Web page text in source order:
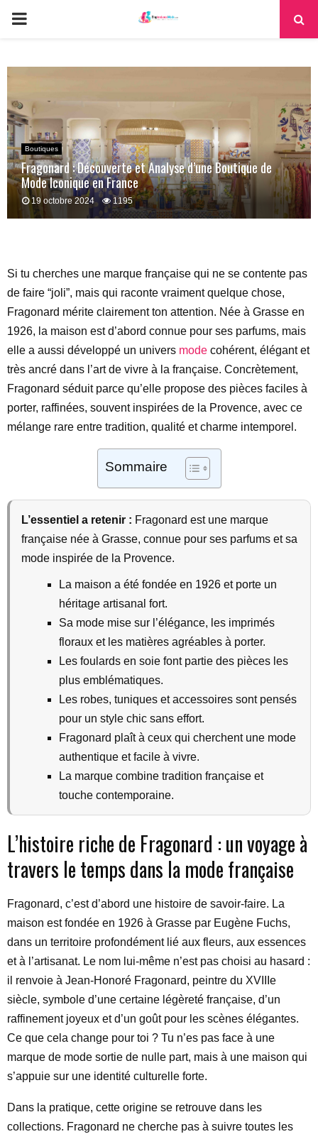
PRIMARY
Boutiques
Fragonard : Découverte et Analyse d’une Boutique de
Mode Iconique en France
19 octobre 2024 1195
Si tu cherches une marque française qui ne se contente pas
de faire “joli”, mais qui raconte vraiment quelque chose,
Fragonard mérite clairement ton attention. Née à Grasse en
1926, la maison est d’abord connue pour ses parfums, mais
elle a aussi développé un univers mode cohérent, élégant et
très ancré dans l’art de vivre à la française. Concrètement,
Fragonard séduit parce qu’elle propose des pièces faciles à
porter, raffinées, souvent inspirées de la Provence, avec ce
mélange rare entre tradition, qualité et charme intemporel.
Sommaire
L’essentiel a retenir : Fragonard est une marque
française née à Grasse, connue pour ses parfums et sa
mode inspirée de la Provence.
La maison a été fondée en 1926 et porte un
héritage artisanal fort.
Sa mode mise sur l’élégance, les imprimés
floraux et les matières agréables à porter.
Les foulards en soie font partie des pièces les
plus emblématiques.
Les robes, tuniques et accessoires sont pensés
pour un style chic sans effort.
Fragonard plaît à ceux qui cherchent une mode
authentique et facile à vivre.
La marque combine tradition française et
touche contemporaine.
L’histoire riche de Fragonard : un voyage à
travers le temps dans la mode française
Fragonard, c’est d’abord une histoire de savoir-faire. La
maison est fondée en 1926 à Grasse par Eugène Fuchs,
dans un territoire profondément lié aux fleurs, aux essences
et à l’artisanat. Le nom lui-même n’est pas choisi au hasard :
il renvoie à Jean-Honoré Fragonard, peintre du XVIIIe
siècle, symbole d’une certaine légèreté française, d’un
raffinement joyeux et d’un goût pour les scènes élégantes.
Ce que cela change pour toi ? Tu n’es pas face à une
marque de mode sortie de nulle part, mais à une maison qui
s’appuie sur une identité culturelle forte.
Dans la pratique, cette origine se retrouve dans les
collections. Fragonard ne cherche pas à suivre toutes les